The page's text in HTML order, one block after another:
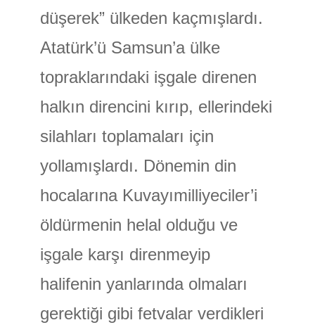
düşerek” ülkeden kaçmışlardı.
Atatürk’ü Samsun’a ülke
topraklarındaki işgale direnen
halkın direncini kırıp, ellerindeki
silahları toplamaları için
yollamışlardı. Dönemin din
hocalarına Kuvayımilliyeciler’i
öldürmenin helal olduğu ve
işgale karşı direnmeyip
halifenin yanlarında olmaları
gerektiği gibi fetvalar verdikleri